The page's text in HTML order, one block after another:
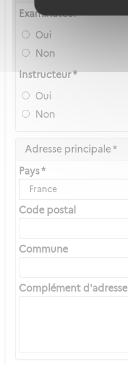
Examinateur *
Oui
Non
Instructeur *
Oui
Non
Adresse principale *
Pays *
France
Code postal
Commune
Complément d'adresse